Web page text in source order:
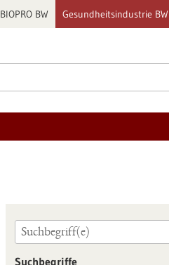
BIOPRO BW Gesundheitsindustrie BW
Suchbegriffe